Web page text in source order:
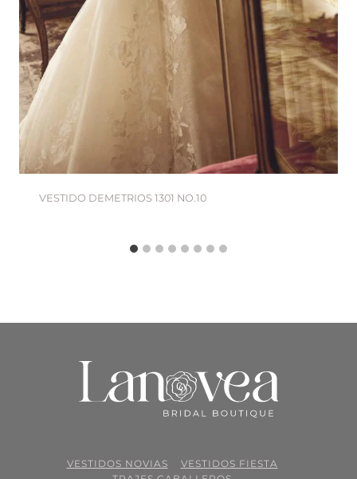
VESTIDO DEMETRIOS 1301 NO.10
VESTIDOS NOVIAS
VESTIDOS FIESTA